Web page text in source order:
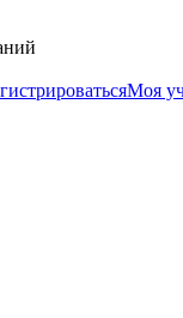
Моя